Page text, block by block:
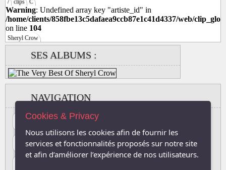
/ clips C
Warning: Undefined array key "artiste_id" in
/home/clients/858fbe13c5dafaea9ccb87e1c41d4337/web/
on line 104
Sheryl Crow
SES ALBUMS :
NAVIGATION
A B C D
L M N O P Q R S T U
Cookies & Privacy
Nous utilisons les cookies afin de fournir les
services et fonctionnalités proposés sur notre site
et afin d’améliorer l’expérience de nos utilisateurs.